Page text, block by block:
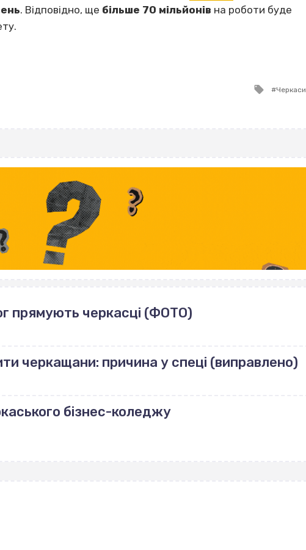
. Відповідно, ще більше 70 мільйонів на роботи буде
Tagged
Черкаси
прямують черкасці (ФОТО)
черкащани: причина у спеці (виправлено)
бізнес-коледжу